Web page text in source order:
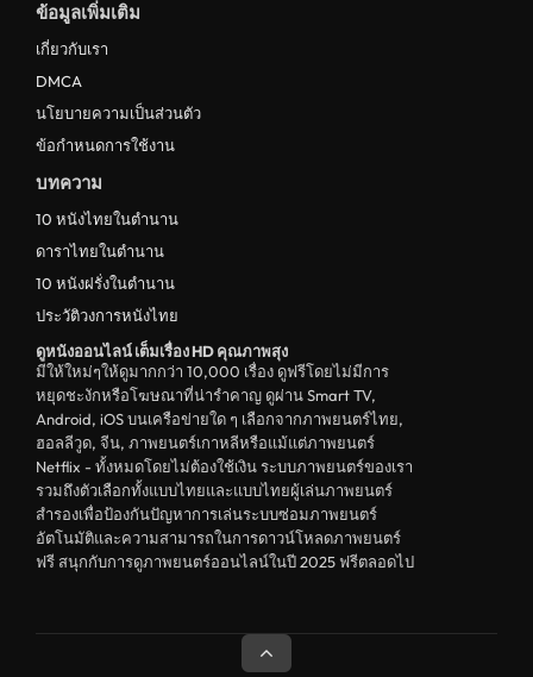
ข้อมูลเพิ่มเติม
เกี่ยวกับเรา
DMCA
นโยบายความเป็นส่วนตัว
ข้อกำหนดการใช้งาน
บทความ
10 หนังไทยในตำนาน
ดาราไทยในตำนาน
10 หนังฝรั่งในตำนาน
ประวัติวงการหนังไทย
ดูหนังออนไลน์ เต็มเรื่อง HD คุณภาพสุง
มีให้ใหม่ๆให้ดูมากกว่า 10,000 เรื่อง ดูฟรีโดยไม่มีการ
หยุดชะงักหรือโฆษณาที่น่ารำคาญ ดูผ่าน Smart TV,
Android, iOS บนเครือข่ายใด ๆ เลือกจากภาพยนตร์ไทย,
ฮอลลีวูด, จีน, ภาพยนตร์เกาหลีหรือแม้แต่ภาพยนตร์
Netflix - ทั้งหมดโดยไม่ต้องใช้เงิน ระบบภาพยนตร์ของเรา
รวมถึงตัวเลือกทั้งแบบไทยและแบบไทยผู้เล่นภาพยนตร์
สำรองเพื่อป้องกันปัญหาการเล่นระบบซ่อมภาพยนตร์
อัตโนมัติและความสามารถในการดาวน์โหลดภาพยนตร์
ฟรี สนุกกับการดูภาพยนตร์ออนไลน์ในปี 2025 ฟรีตลอดไป